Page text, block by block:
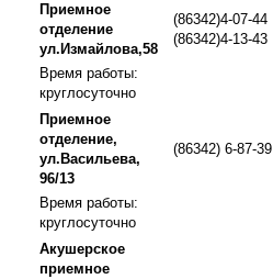
Приемное
отделение
ул.Измайлова,58
(86342)4-07-44
(86342)4-13-43
Время работы:
круглосуточно
Приемное
отделение,
ул.Васильева,
96/13
(86342) 6-87-39
Время работы:
круглосуточно
Акушерское
приемное